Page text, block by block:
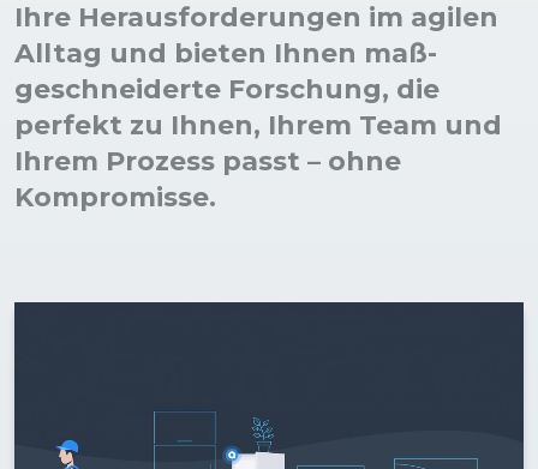
Ihre Heraus­forderungen im agilen
Alltag und bieten Ihnen maß­
geschneiderte Forschung, die
perfekt zu Ihnen, Ihrem Team und
Ihrem Prozess passt – ohne
Kompromisse.